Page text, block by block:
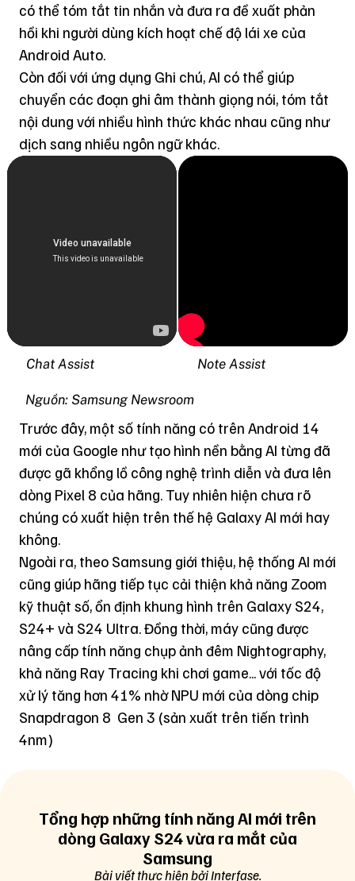
có thể tóm tắt tin nhắn và đưa ra đề xuất phản
hồi khi người dùng kích hoạt chế độ lái xe của
Android Auto.
Còn đối với ứng dụng Ghi chú, AI có thể giúp
chuyển các đoạn ghi âm thành giọng nói, tóm tắt
nội dung với nhiều hình thức khác nhau cũng như
dịch sang nhiều ngôn ngữ khác.
Chat Assist Note Assist
Nguồn: Samsung Newsroom
Trước đây, một số tính năng có trên Android 14
mới của Google như tạo hình nền bằng AI từng đã
được gã khổng lồ công nghệ trình diễn và đưa lên
dòng Pixel 8 của hãng. Tuy nhiên hiện chưa rõ
chúng có xuất hiện trên thế hệ Galaxy AI mới hay
không.
Ngoài ra, theo Samsung giới thiệu, hệ thống AI mới
cũng giúp hãng tiếp tục cải thiện khả năng Zoom
kỹ thuật số, ổn định khung hình trên Galaxy S24,
S24+ và S24 Ultra. Đồng thời, máy cũng được
nâng cấp tính năng chụp ảnh đêm Nightography,
khả năng Ray Tracing khi chơi game... với tốc độ
xử lý tăng hơn 41% nhờ NPU mới của dòng chip
Snapdragon 8 Gen 3 (sản xuất trên tiến trình
4nm)
Tổng hợp những tính năng AI mới trên
dòng Galaxy S24 vừa ra mắt của
Samsung
Bài viết thực hiện bởi Interfase.